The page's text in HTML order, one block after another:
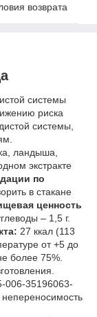
возврата
системы
риска
системы,
ландыша,
экстракте
по
в стакане
ценность
– 1,5 г.
27 ккал (113
от +5 до
более 75%.
006-35196063-